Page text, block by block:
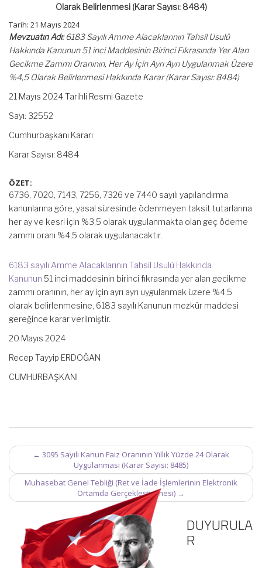
Olarak Belirlenmesi (Karar Sayısı: 8484)
Tarih: 21 Mayıs 2024
Mevzuatın Adı:6183 Sayılı Amme Alacaklarının Tahsil Usulü
Hakkında Kanunun 51 inci Maddesinin Birinci Fıkrasında Yer Alan
Gecikme Zammı Oranının, Her Ay İçin Ayrı Ayrı Uygulanmak Üzere
%4,5 Olarak Belirlenmesi Hakkında Karar (Karar Sayısı: 8484)
21 Mayıs 2024 Tarihli Resmi Gazete
Sayı: 32552
Cumhurbaşkanı Kararı
Karar Sayısı: 8484
ÖZET:
6736, 7020, 7143, 7256, 7326 ve 7440 sayılı yapılandırma
kanunlarına göre, yasal süresinde ödenmeyen taksit tutarlarına
her ay ve kesri için %3,5 olarak uygulanmakta olan geç ödeme
zammı oranı %4,5 olarak uygulanacaktır.
6183 sayılı Amme Alacaklarının Tahsil Usulü Hakkında
Kanunun 51 inci maddesinin birinci fıkrasında yer alan gecikme
zammı oranının, her ay için ayrı ayrı uygulanmak üzere %4,5
olarak belirlenmesine, 6183 sayılı Kanunun mezkûr maddesi
gereğince karar verilmiştir.
20 Mayıs 2024
Recep Tayyip ERDOĞAN
CUMHURBAŞKANI
Post
navigation
← 3095 Sayılı Kanun Faiz Oranının Yıllık Yüzde 24 Olarak
Uygulanması (Karar Sayısı: 8485)
Muhasebat Genel Tebliği (Ret ve İade İşlemlerinin Elektronik
Ortamda Gerçekleştirilmesi) →
DUYURULA
R